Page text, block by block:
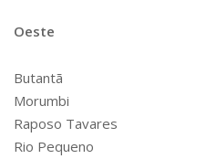
Oeste
Butantã
Morumbi
Raposo Tavares
Rio Pequeno